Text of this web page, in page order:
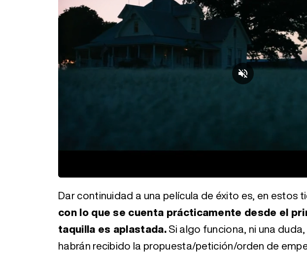
28.73%
Dar continuidad a una película de éxito es, en estos
con lo que se cuenta prácticamente desde el
taquilla es aplastada.Si algo funciona, ni una
habrán recibido la propuesta/petición/orden de